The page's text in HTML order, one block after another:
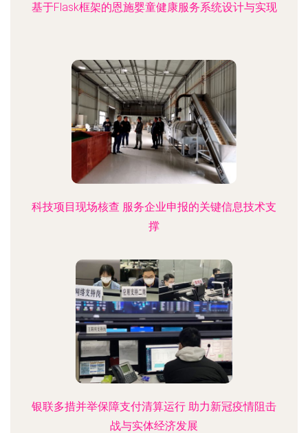
基于Flask框架的恩施婴童健康服务系统设计与实现
科技项目现场核查 服务企业申报的关键信息技术支
撑
银联多措并举保障支付清算运行 助力新冠疫情阻击
战与实体经济发展